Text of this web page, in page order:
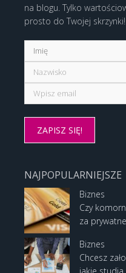
na blogu. Tylko
prosto do Twojej skrzynki!
NAJPOPULARNIEJSZE
Biznes
Czy
za
Biznes
Chcesz